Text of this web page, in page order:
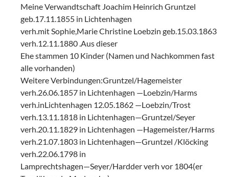
Meine Verwandtschaft Joachim Heinrich Gruntzel
geb.17.11.1855 in Lichtenhagen
verh.mit Sophie,Marie Christine Loebzin geb.15.03.1863
verh.12.11.1880 .Aus dieser
Ehe stammen 10 Kinder (Namen und Nachkommen fast
alle vorhanden)
Weitere Verbindungen:Gruntzel/Hagemeister
verh.26.06.1857 in Lichtenhagen —Loebzin/Harms
verh.inLichtenhagen 12.05.1862 —Loebzin/Trost
verh.13.11.1818 in Lichtenhagen—Gruntzel/Seyer
verh.20.11.1829 in Lichtenhagen —Hagemeister/Harms
verh.21.07.1803 in Lichtenhagen—Gruntzel /Klöcking
verh.22.06.1798 in
Lamprechtshagen—Seyer/Hardder verh vor 1804(er